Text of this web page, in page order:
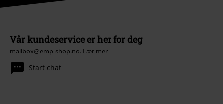
Vår kundeservice er her for deg
mailbox@emp-shop.no. Lær mer
Start chat